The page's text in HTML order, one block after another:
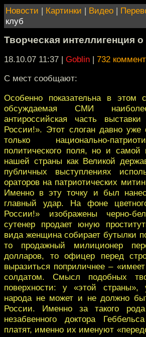
Новости | Картинки | Видео |
клуб
Творческая интеллигенция
18.10.07 11:37 | Goblin | 732
С мест сообщают:
Особенно показательна в этом
обсуждаемая СМИ
антироссийская часть
России!». Этот слоган давно
только национально-
политического поля, но и самой
нашей страны как Великой
публичных выступлениях
ораторов на патриотических
Именно в эту точку и был
главный удар. На фоне
России!» изображены черно-
сутенер продает юную
вида женщина собирает бутылки
то продажный милиционер
долларов, то офицер перед
выразиться поприличнее –
солдатом. Смысл подобных
поверхности: у «этой страны»,
народа не может и не должно
России. Именно за такого
незабвенного доктора
платят, именно их именуют